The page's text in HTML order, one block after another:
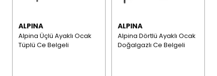
ALPINA
Alpina Üçlü Ayaklı Ocak
Tüplü Ce Belgeli
ALPINA
Alpina Dörtlü Ayaklı Ocak
Doğalgazlı Ce Belgeli